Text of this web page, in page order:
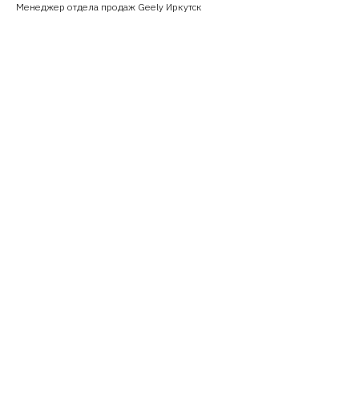
Менеджер отдела продаж Geely Иркутск